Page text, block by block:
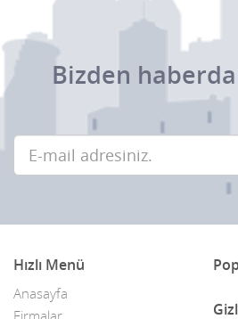
Bizden
Hızlı Menü
Anasayfa